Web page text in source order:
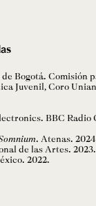
Bogotá. Comisión
Juvenil, Coro
BBC Radio
. Atenas.
de las Artes. 2023.
2022.